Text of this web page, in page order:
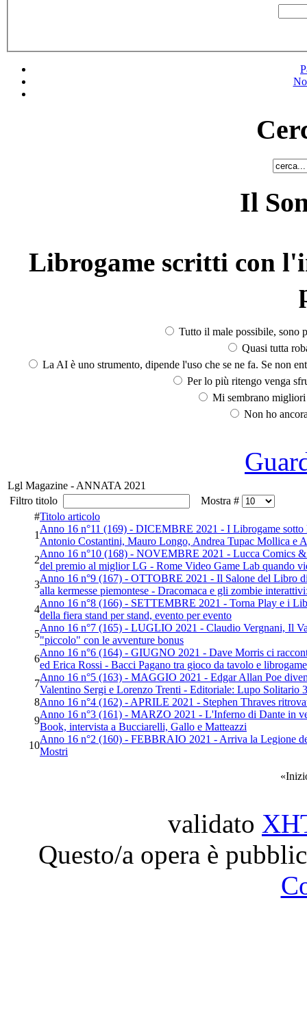
Il
Librogame scritti con
Tutto il male possibile, sono
Quasi tutta
La AI è uno strumento, dipende l'uso che se ne fa. Se non
Per lo più ritengo venga
Mi sembrano
Non ho
Lgl Magazine - ANNATA 2021
Filtro titolo
Mostra #
#Titolo articolo
1
Anno 16 n°11 (169) - DICEMBRE 2021 - I Librogame
Antonio Costantini, Mauro Longo, Andrea Tupac Mollica e
2
Anno 16 n°10 (168) - NOVEMBRE 2021 - Lucca Comics
del premio al miglior LG - Rome Video Game Lab quando
3
Anno 16 n°9 (167) - OTTOBRE 2021 - Il Salone del Libro
alla kermesse piemontese - Dracomaca e gli zombie
4
Anno 16 n°8 (166) - SETTEMBRE 2021 - Torna Play e i
della fiera stand per stand, evento per evento
5
Anno 16 n°7 (165) - LUGLIO 2021 - Claudio Vergnani, Il
"piccolo" con le avventure bonus
6
Anno 16 n°6 (164) - GIUGNO 2021 - Dave Morris ci
ed Erica Rossi - Bacci Pagano tra gioco da tavolo e librogame
7
Anno 16 n°5 (163) - MAGGIO 2021 - Edgar Allan Poe
Valentino Sergi e Lorenzo Trenti - Editoriale: Lupo Solitario
8Anno 16 n°4 (162) - APRILE 2021 - Stephen Thraves
9
Anno 16 n°3 (161) - MARZO 2021 - L'Inferno di Dante in
Book, intervista a Bucciarelli, Gallo e Matteazzi
10
Anno 16 n°2 (160) - FEBBRAIO 2021 - Arriva la Legione
Mostri
«
validato
Questo/a opera è